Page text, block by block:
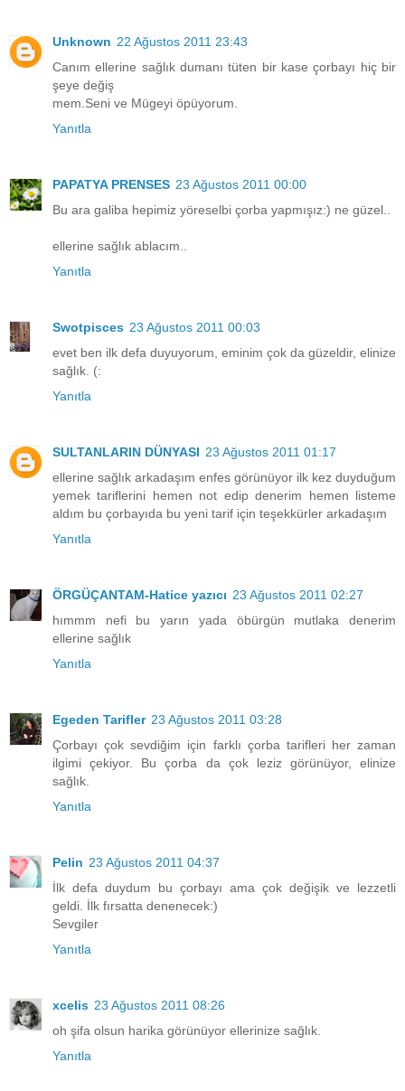
Unknown 22 Ağustos 2011 23:43
Canım ellerine sağlık dumanı tüten bir kase çorbayı hiç bir
şeye değiş
mem.Seni ve Mügeyi öpüyorum.
Yanıtla
PAPATYA PRENSES 23 Ağustos 2011 00:00
Bu ara galiba hepimiz yöreselbi çorba yapmışız:) ne güzel..
ellerine sağlık ablacım..
Yanıtla
Swotpisces 23 Ağustos 2011 00:03
evet ben ilk defa duyuyorum, eminim çok da güzeldir, elinize
sağlık. (:
Yanıtla
SULTANLARIN DÜNYASI 23 Ağustos 2011 01:17
ellerine sağlık arkadaşım enfes görünüyor ilk kez duyduğum
yemek tariflerini hemen not edip denerim hemen listeme
aldım bu çorbayıda bu yeni tarif için teşekkürler arkadaşım
Yanıtla
ÖRGÜÇANTAM-Hatice yazıcı 23 Ağustos 2011 02:27
hımmm nefi bu yarın yada öbürgün mutlaka denerim
ellerine sağlık
Yanıtla
Egeden Tarifler 23 Ağustos 2011 03:28
Çorbayı çok sevdiğim için farklı çorba tarifleri her zaman
ilgimi çekiyor. Bu çorba da çok leziz görünüyor, elinize
sağlık.
Yanıtla
Pelin 23 Ağustos 2011 04:37
İlk defa duydum bu çorbayı ama çok değişik ve lezzetli
geldi. İlk fırsatta denenecek:)
Sevgiler
Yanıtla
xcelis 23 Ağustos 2011 08:26
oh şifa olsun harika görünüyor ellerinize sağlık.
Yanıtla